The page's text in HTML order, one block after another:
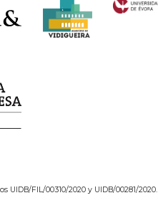
UIDB/FIL/00310/2020 y UIDB/00281/2020.